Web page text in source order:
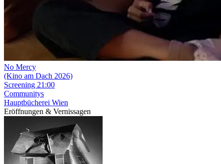
No Mercy
(Kino am Dach 2026)
Screening 21:00
Communitys
Hauptbücherei Wien
Eröffnungen & Vernissagen